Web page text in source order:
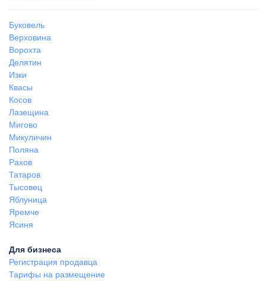
Буковель
Верховина
Ворохта
Делятин
Изки
Квасы
Косов
Лазещина
Мигово
Микуличин
Поляна
Рахов
Татаров
Тысовец
Яблуница
Яремче
Ясиня
Для бизнеса
Регистрация продавца
Тарифы на размещение